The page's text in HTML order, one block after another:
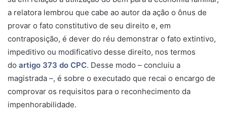
a relatora lembrou que cabe ao autor da ação o ônus de
provar o fato constitutivo de seu direito e, em
contraposição, é dever do réu demonstrar o fato extintivo,
impeditivo ou modificativo desse direito, nos termos
do artigo 373 do CPC. Desse modo – concluiu a
magistrada –, é sobre o executado que recai o encargo de
comprovar os requisitos para o reconhecimento da
impenhorabilidade.